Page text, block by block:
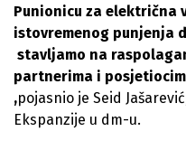
Punionicu za električna
istovremenog punjenja
stavljamo na
partnerima i
,pojasnio je Seid
Ekspanzije u dm-u.